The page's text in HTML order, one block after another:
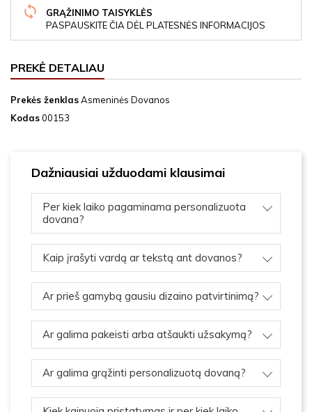
GRĄŽINIMO TAISYKLĖS
PASPAUSKITE ČIA DĖL PLATESNĖS INFORMACIJOS
PREKĖ DETALIAU
Prekės ženklasAsmeninės Dovanos
Kodas00153
Dažniausiai užduodami klausimai
Per kiek laiko pagaminama personalizuota
dovana?
Kaip įrašyti vardą ar tekstą ant dovanos?
Ar prieš gamybą gausiu dizaino patvirtinimą?
Ar galima pakeisti arba atšaukti užsakymą?
Ar galima grąžinti personalizuotą dovaną?